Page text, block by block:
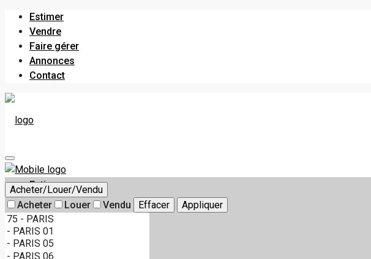
Estimer
Vendre
Faire gérer
Annonces
Contact
Estimer
Vendre
Acheter/Louer/Vendu
Acheter
Louer Vendu Effacer Appliquer